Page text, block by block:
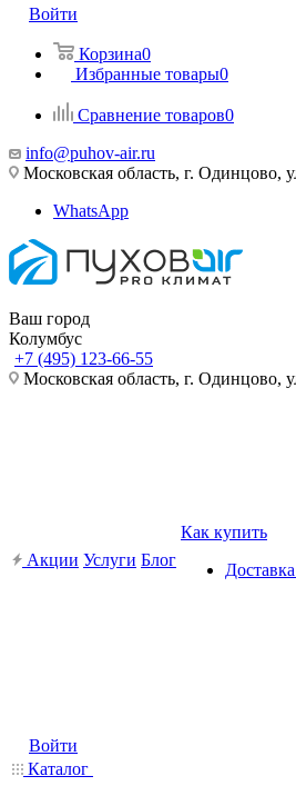
Войти
Корзина0
Избранные товары0
Сравнение товаров0
info@puhov-air.ru
Московская область, г. Одинцово,
WhatsApp
Ваш город
Колумбус
+7 (495) 123-66-55
Московская область, г. Одинцово,
Акции Услуги Блог
Как купить
Войти
Каталог